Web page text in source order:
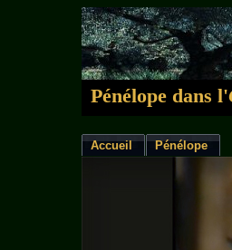
Pénélope dans l'
Accueil Pénélope